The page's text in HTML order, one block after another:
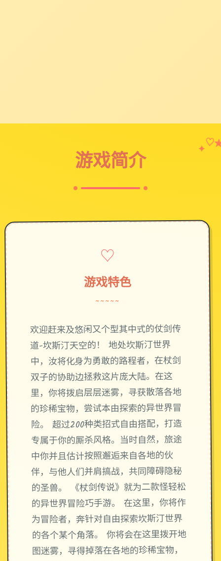
游戏简介
✦ ♡
♡
游戏特色
~~~~~
欢迎赶来及悠闲又个型其中式的仗剑传
道-坎斯汀天空的！ 地处坎斯汀世界
中，汝将化身为勇敢的路程者，在杖剑
双子的协助边拯救这片庞大陆。在这
里，你将拨启层层迷雾，寻获散落各地
的珍稀宝物，尝试本由探索的异世界冒
险。 超过200种类招式自由搭配，打造
专属于你的厮杀风格。当时自然，旅途
中你并且估计按照邂逅来自各地的伙
伴，与他人们并肩搞战，共同障碍隐秘
的圣兽。 《杖剑传说》就为二款怪轻松
的异世界冒险巧手游。 在这里，你将作
为冒险者，奔针对自由探索坎斯汀世界
的各个某个角落。 你将会在这里拨开地
图迷雾，寻得掉落在各地的珍稀宝物，